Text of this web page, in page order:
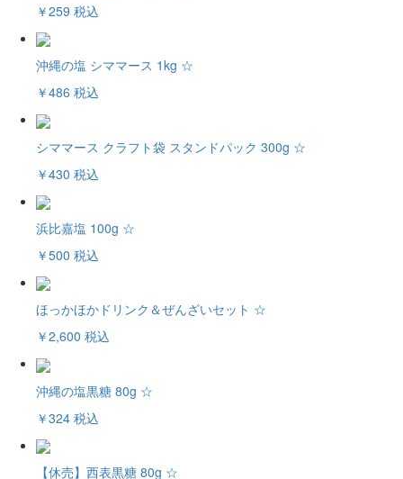
￥259 税込
沖縄の塩 シママース 1kg ☆
￥486 税込
シママース クラフト袋 スタンドパック 300g ☆
￥430 税込
浜比嘉塩 100g ☆
￥500 税込
ほっかほかドリンク＆ぜんざいセット ☆
￥2,600 税込
沖縄の塩黒糖 80g ☆
￥324 税込
【休売】西表黒糖 80g ☆